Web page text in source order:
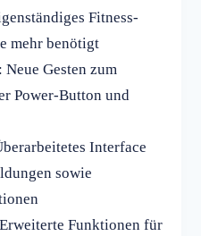
Fitness-
mehr benötigt
: Neue Gesten zum
Power-Button und
Interface
sowie
Funktionen für